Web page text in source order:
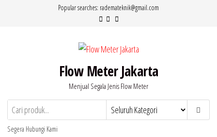
Popular searches: rademateknik@gmail.com
Flow Meter Jakarta
Menjual Segala Jenis Flow Meter
Segera Hubungi Kami